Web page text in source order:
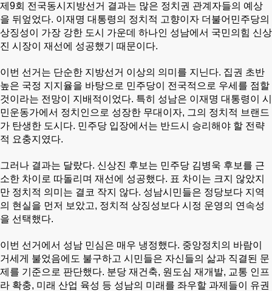
제9회 전국동시지방선거 결과는 많은 정치권 관계자들의 예상
을 뒤엎었다. 이재명 대통령의 정치적 고향이자 더불어민주당의
상징성이 가장 강한 도시 가운데 하나인 성남에서 국민의힘 신상
진 시장이 재선에 성공했기 때문이다.
이번 선거는 단순한 지방선거 이상의 의미를 지닌다. 집권 초반
높은 국정 지지율을 바탕으로 민주당이 전국적으로 우세를 점할
것이라는 전망이 지배적이었다. 특히 성남은 이재명 대통령이 시
민운동가에서 정치인으로 성장한 무대이자, 그의 정치적 브랜드
가 탄생한 도시다. 민주당 입장에서는 반드시 승리해야 할 전략
적 요충지였다.
그러나 결과는 달랐다. 신상진 후보는 민주당 김병욱 후보를 근
소한 차이로 따돌리며 재선에 성공했다. 표 차이는 크지 않았지
만 정치적 의미는 결코 작지 않다. 성남시민들은 정당보다 지역
의 현실을 먼저 보았고, 정치적 상징성보다 시정 운영의 연속성
을 선택했다.
이번 선거에서 성남 민심은 매우 냉정했다. 중앙정치의 바람이
거세게 불었음에도 불구하고 시민들은 자신들의 삶과 직결된 문
제를 기준으로 판단했다. 분당 재건축, 원도심 재개발, 교통 인프
라 확충, 미래 산업 육성 등 성남의 미래를 좌우할 과제들이 유권